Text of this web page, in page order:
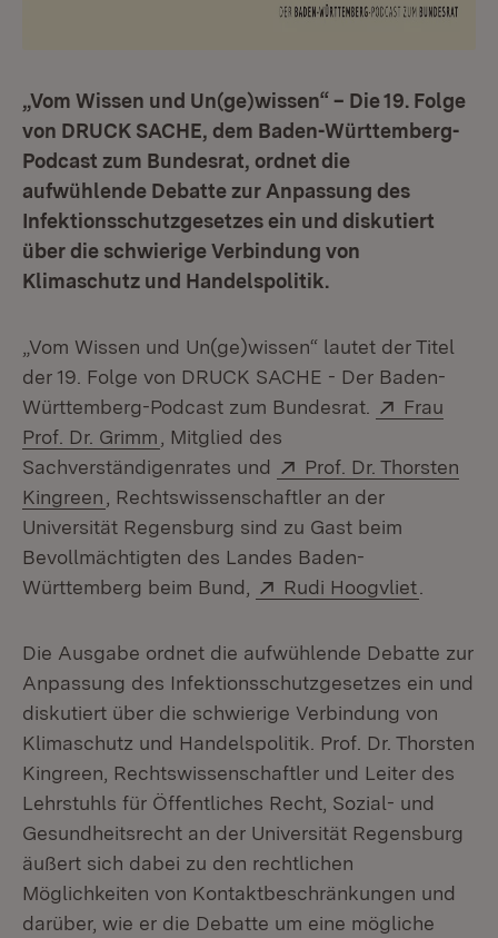
„Vom Wissen und Un(ge)wissen“ – Die 19. Folge
von DRUCK SACHE, dem Baden-Württemberg-
Podcast zum Bundesrat, ordnet die
aufwühlende Debatte zur Anpassung des
Infektionsschutzgesetzes ein und diskutiert
über die schwierige Verbindung von
Klimaschutz und Handelspolitik.
„Vom Wissen und Un(ge)wissen“ lautet der Titel
der 19. Folge von DRUCK SACHE - Der Baden-
Württemberg-Podcast zum Bundesrat.
Extern:
Frau
Prof. Dr. Grimm (Öffnet in neuem Fenster)
, Mitglied des
Sachverständigenrates und
Extern:
Prof. Dr. Thorsten
Kingreen (Öffnet in neuem Fenster)
, Rechtswissenschaftler an der
Universität Regensburg sind zu Gast beim
Bevollmächtigten des Landes Baden-
Württemberg beim Bund,
Extern:
Rudi Hoogvliet
Die Ausgabe ordnet die aufwühlende Debatte zur
Anpassung des Infektionsschutzgesetzes ein und
diskutiert über die schwierige Verbindung von
Klimaschutz und Handelspolitik. Prof. Dr. Thorsten
Kingreen, Rechtswissenschaftler und Leiter des
Lehrstuhls für Öffentliches Recht, Sozial- und
Gesundheitsrecht an der Universität Regensburg
äußert sich dabei zu den rechtlichen
Möglichkeiten von Kontaktbeschränkungen und
darüber, wie er die Debatte um eine mögliche